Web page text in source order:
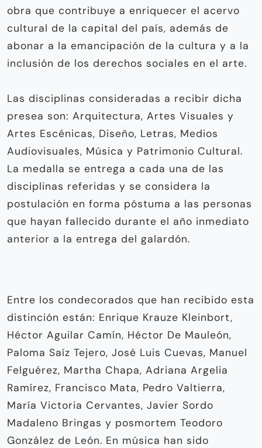
obra que contribuye a enriquecer el acervo
cultural de la capital del país, además de
abonar a la emancipación de la cultura y a la
inclusión de los derechos sociales en el arte.
Las disciplinas consideradas a recibir dicha
presea son: Arquitectura, Artes Visuales y
Artes Escénicas, Diseño, Letras, Medios
Audiovisuales, Música y Patrimonio Cultural.
La medalla se entrega a cada una de las
disciplinas referidas y se considera la
postulación en forma póstuma a las personas
que hayan fallecido durante el año inmediato
anterior a la entrega del galardón.
Entre los condecorados que han recibido esta
distinción están: Enrique Krauze Kleinbort,
Héctor Aguilar Camín, Héctor De Mauleón,
Paloma Saíz Tejero, José Luis Cuevas, Manuel
Felguérez, Martha Chapa, Adriana Argelia
Ramírez, Francisco Mata, Pedro Valtierra,
María Victoria Cervantes, Javier Sordo
Madaleno Bringas y posmortem Teodoro
González de León. En música han sido